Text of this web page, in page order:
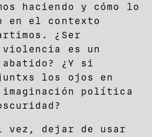
haciendo y cómo lo
en el contexto
¿Ser
es un
¿Y si
los ojos en
imaginación política
dejar de usar